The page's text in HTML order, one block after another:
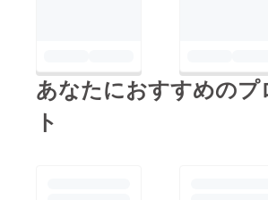
合戦も楽しめる！ 子
どもたちにこの自然豊
あなたにおすすめのプ
ト